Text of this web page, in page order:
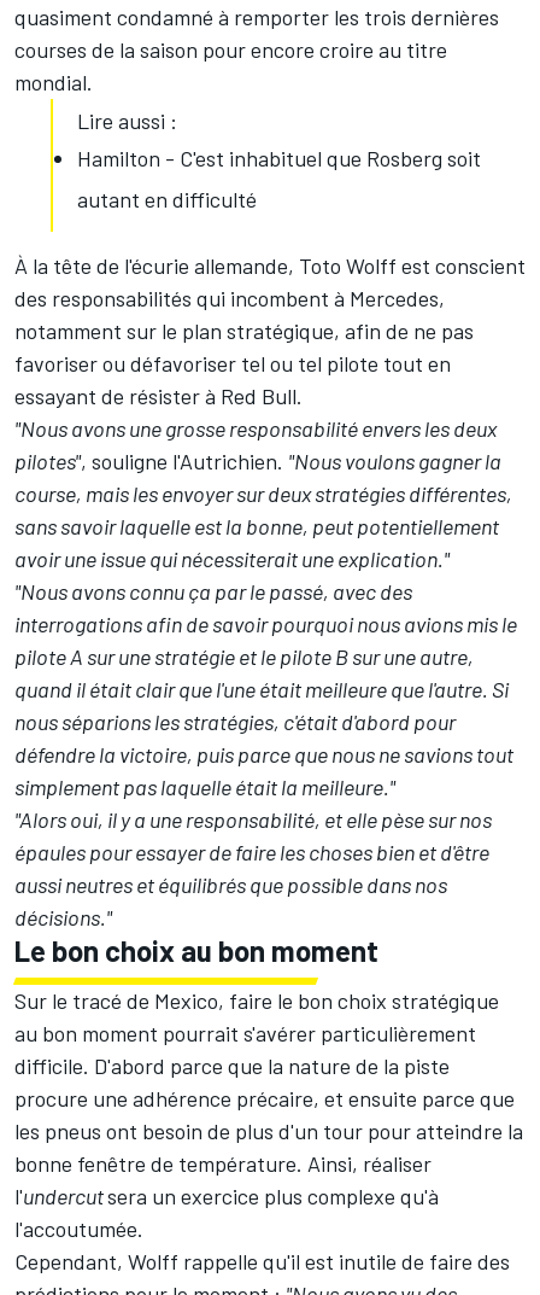
quasiment condamné à remporter les trois dernières
courses de la saison pour encore croire au titre
mondial.
Lire aussi :
Hamilton - C'est inhabituel que Rosberg soit
autant en difficulté
À la tête de l'écurie allemande, Toto Wolff est conscient
des responsabilités qui incombent à Mercedes,
notamment sur le plan stratégique, afin de ne pas
favoriser ou défavoriser tel ou tel pilote tout en
essayant de résister à Red Bull.
"Nous avons une grosse responsabilité envers les deux
pilotes", souligne l'Autrichien. "Nous voulons gagner la
course, mais les envoyer sur deux stratégies différentes,
sans savoir laquelle est la bonne, peut potentiellement
avoir une issue qui nécessiterait une explication."
"Nous avons connu ça par le passé, avec des
interrogations afin de savoir pourquoi nous avions mis le
pilote A sur une stratégie et le pilote B sur une autre,
quand il était clair que l'une était meilleure que l'autre. Si
nous séparions les stratégies, c'était d'abord pour
défendre la victoire, puis parce que nous ne savions tout
simplement pas laquelle était la meilleure."
"Alors oui, il y a une responsabilité, et elle pèse sur nos
épaules pour essayer de faire les choses bien et d'être
aussi neutres et équilibrés que possible dans nos
décisions."
Le bon choix au bon moment
Sur le tracé de Mexico, faire le bon choix stratégique
au bon moment pourrait s'avérer particulièrement
difficile. D'abord parce que la nature de la piste
procure une adhérence précaire, et ensuite parce que
les pneus ont besoin de plus d'un tour pour atteindre la
bonne fenêtre de température. Ainsi, réaliser
l'undercutsera un exercice plus complexe qu'à
l'accoutumée.
Cependant, Wolff rappelle qu'il est inutile de faire des